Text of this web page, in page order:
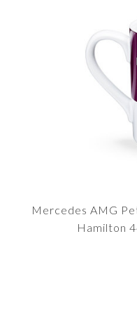
Mercedes AMG
Hamilton